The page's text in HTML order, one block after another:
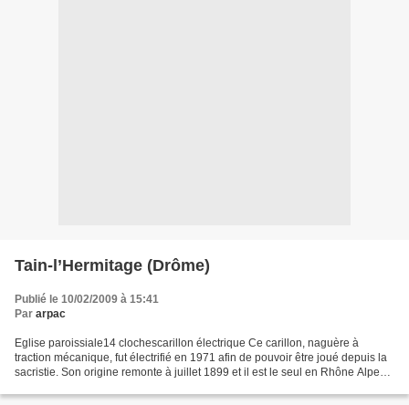
Tain-l’Hermitage (Drôme)
Publié le 10/02/2009 à 15:41
Par arpac
Eglise paroissiale14 clochescarillon électrique Ce carillon, naguère à
traction mécanique, fut électrifié en 1971 afin de pouvoir être joué depuis la
sacristie. Son origine remonte à juillet 1899 et il est le seul en Rhône Alpes à